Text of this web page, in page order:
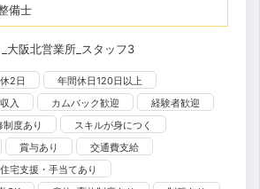
備士
2日
年間休日120日以上
入 カムバック歓迎
経験者歓迎
制度あり
スキルが身につく
賞与あり
交通費支給
住宅支援・手当てあり